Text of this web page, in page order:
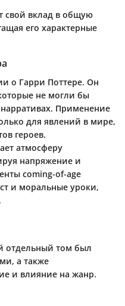
свой вклад в общую
его характерные
о Гарри Поттере. Он
не могли бы
Применение
для явлений в мире,
героев.
атмосферу
напряжение и
coming-of-age
и моральные уроки,
отдельный том был
а также
и влияние на жанр.